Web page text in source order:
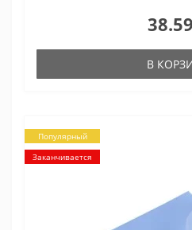
В
Популярный
Заканчивается